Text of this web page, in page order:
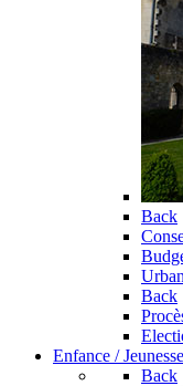
Back
Back
Enfance / Jeunesse
Back